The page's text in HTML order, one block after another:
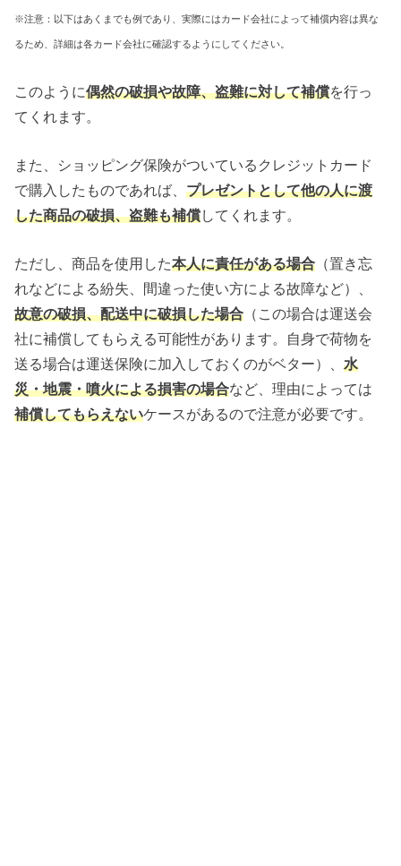
※注意：以下はあくまでも例であり、実際にはカード会社によって補償内容は異な
るため、詳細は各カード会社に確認するようにしてください。
このように偶然の破損や故障、盗難に対して補償を行っ
てくれます。
また、ショッピング保険がついているクレジットカード
で購入したものであれば、プレゼントとして他の人に渡
した商品の破損、盗難も補償してくれます。
ただし、商品を使用した本人に責任がある場合 （置き忘
れなどによる紛失、間違った使い方による故障など）、
故意の破損、配送中に破損した場合 （この場合は運送会
社に補償してもらえる可能性があります。自身で荷物を
送る場合は運送保険に加入しておくのがベター）、水
災・地震・噴火による損害の場合など、理由によっては
補償してもらえないケースがあるので注意が必要です。